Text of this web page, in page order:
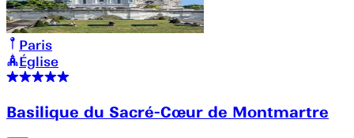
Paris
Église
Basilique du Sacré-Cœur de Montmartre